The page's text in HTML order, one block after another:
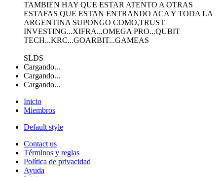
TAMBIEN HAY QUE ESTAR ATENTO A OTRAS
ESTAFAS QUE ESTAN ENTRANDO ACA Y TODA LA
ARGENTINA SUPONGO COMO,TRUST
INVESTING...XIFRA...OMEGA PRO...QUBIT
TECH...KRC...GOARBIT...GAMEAS
SLDS
Cargando...
Cargando...
Cargando...
Inicio
Miembros
Default style
Contact us
Términos y reglas
Política de privacidad
Ayuda